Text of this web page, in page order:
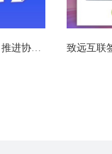
致远互联再度签约北京广播电视台 推进协同办公系统信创适配